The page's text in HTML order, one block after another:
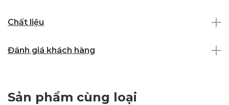
Chất liệu
Đánh giá khách hàng
Sản phẩm cùng loại